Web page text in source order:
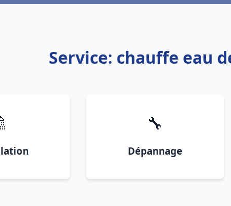
Service: chauffe eau
🔧
Dépannage